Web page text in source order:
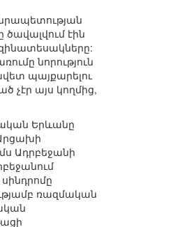
էին
զինատեսակները:
նորություն
պայքարելու
չէր այս կողմից,
Երևանը
Ադրբեջանի
ռազմական